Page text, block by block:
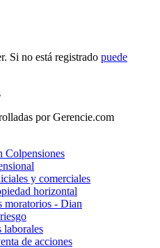
Si no está registrado puede
por Gerencie.com
Colpensiones
y comerciales
horizontal
moratorios - Dian
laborales
de acciones